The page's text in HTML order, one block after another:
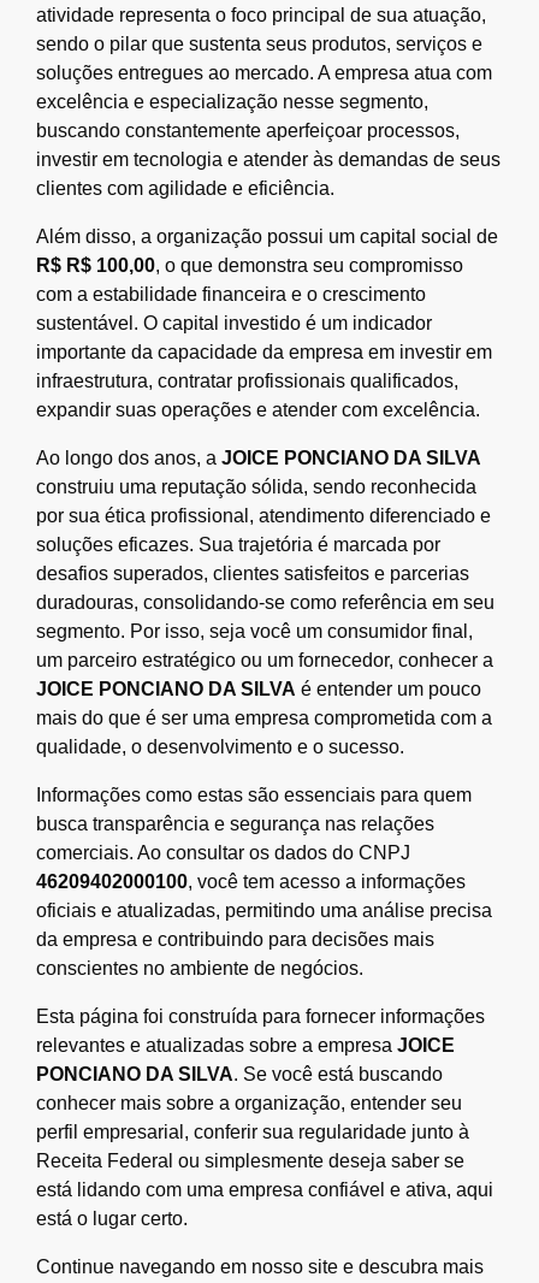
atividade representa o foco principal de sua atuação,
sendo o pilar que sustenta seus produtos, serviços e
soluções entregues ao mercado. A empresa atua com
excelência e especialização nesse segmento,
buscando constantemente aperfeiçoar processos,
investir em tecnologia e atender às demandas de seus
clientes com agilidade e eficiência.
Além disso, a organização possui um capital social de
R$ R$ 100,00, o que demonstra seu compromisso
com a estabilidade financeira e o crescimento
sustentável. O capital investido é um indicador
importante da capacidade da empresa em investir em
infraestrutura, contratar profissionais qualificados,
expandir suas operações e atender com excelência.
Ao longo dos anos, a JOICE PONCIANO DA SILVA
construiu uma reputação sólida, sendo reconhecida
por sua ética profissional, atendimento diferenciado e
soluções eficazes. Sua trajetória é marcada por
desafios superados, clientes satisfeitos e parcerias
duradouras, consolidando-se como referência em seu
segmento. Por isso, seja você um consumidor final,
um parceiro estratégico ou um fornecedor, conhecer a
JOICE PONCIANO DA SILVA é entender um pouco
mais do que é ser uma empresa comprometida com a
qualidade, o desenvolvimento e o sucesso.
Informações como estas são essenciais para quem
busca transparência e segurança nas relações
comerciais. Ao consultar os dados do CNPJ
46209402000100, você tem acesso a informações
oficiais e atualizadas, permitindo uma análise precisa
da empresa e contribuindo para decisões mais
conscientes no ambiente de negócios.
Esta página foi construída para fornecer informações
relevantes e atualizadas sobre a empresa JOICE
PONCIANO DA SILVA. Se você está buscando
conhecer mais sobre a organização, entender seu
perfil empresarial, conferir sua regularidade junto à
Receita Federal ou simplesmente deseja saber se
está lidando com uma empresa confiável e ativa, aqui
está o lugar certo.
Continue navegando em nosso site e descubra mais